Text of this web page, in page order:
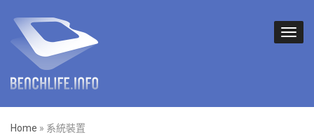
Home » 系統裝置